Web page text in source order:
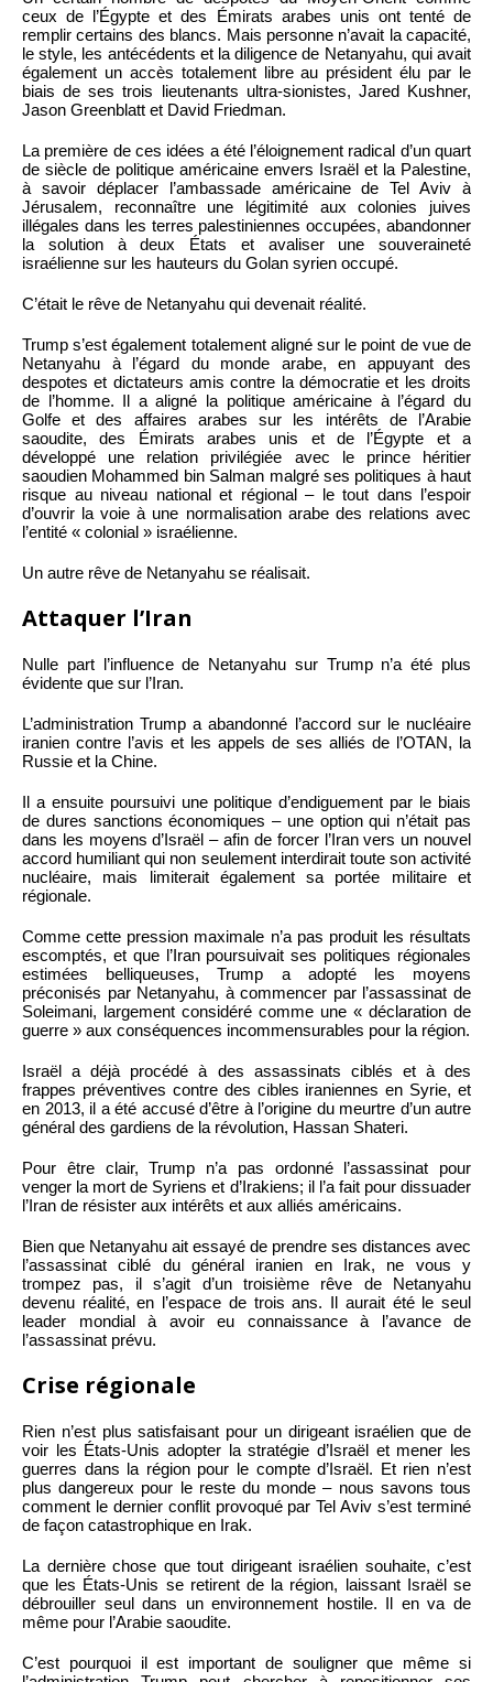
ceux de l’Égypte et des Émirats arabes unis ont tenté de
remplir certains des blancs. Mais personne n’avait la capacité,
le style, les antécédents et la diligence de Netanyahu, qui avait
également un accès totalement libre au président élu par le
biais de ses trois lieutenants ultra-sionistes, Jared Kushner,
Jason Greenblatt et David Friedman.
La première de ces idées a été l’éloignement radical d’un quart
de siècle de politique américaine envers Israël et la Palestine,
à savoir déplacer l’ambassade américaine de Tel Aviv à
Jérusalem, reconnaître une légitimité aux colonies juives
illégales dans les terres palestiniennes occupées, abandonner
la solution à deux États et avaliser une souveraineté
israélienne sur les hauteurs du Golan syrien occupé.
C’était le rêve de Netanyahu qui devenait réalité.
Trump s’est également totalement aligné sur le point de vue de
Netanyahu à l’égard du monde arabe, en appuyant des
despotes et dictateurs amis contre la démocratie et les droits
de l’homme. Il a aligné la politique américaine à l’égard du
Golfe et des affaires arabes sur les intérêts de l’Arabie
saoudite, des Émirats arabes unis et de l’Égypte et a
développé une relation privilégiée avec le prince héritier
saoudien Mohammed bin Salman malgré ses politiques à haut
risque au niveau national et régional – le tout dans l’espoir
d’ouvrir la voie à une normalisation arabe des relations avec
l’entité « colonial » israélienne.
Un autre rêve de Netanyahu se réalisait.
Attaquer l’Iran
Nulle part l’influence de Netanyahu sur Trump n’a été plus
évidente que sur l’Iran.
L’administration Trump a abandonné l’accord sur le nucléaire
iranien contre l’avis et les appels de ses alliés de l’OTAN, la
Russie et la Chine.
Il a ensuite poursuivi une politique d’endiguement par le biais
de dures sanctions économiques – une option qui n’était pas
dans les moyens d’Israël – afin de forcer l’Iran vers un nouvel
accord humiliant qui non seulement interdirait toute son activité
nucléaire, mais limiterait également sa portée militaire et
régionale.
Comme cette pression maximale n’a pas produit les résultats
escomptés, et que l’Iran poursuivait ses politiques régionales
estimées belliqueuses, Trump a adopté les moyens
préconisés par Netanyahu, à commencer par l’assassinat de
Soleimani, largement considéré comme une « déclaration de
guerre » aux conséquences incommensurables pour la région.
Israël a déjà procédé à des assassinats ciblés et à des
frappes préventives contre des cibles iraniennes en Syrie, et
en 2013, il a été accusé d’être à l’origine du meurtre d’un autre
général des gardiens de la révolution, Hassan Shateri.
Pour être clair, Trump n’a pas ordonné l’assassinat pour
venger la mort de Syriens et d’Irakiens; il l’a fait pour dissuader
l’Iran de résister aux intérêts et aux alliés américains.
Bien que Netanyahu ait essayé de prendre ses distances avec
l’assassinat ciblé du général iranien en Irak, ne vous y
trompez pas, il s’agit d’un troisième rêve de Netanyahu
devenu réalité, en l’espace de trois ans. Il aurait été le seul
leader mondial à avoir eu connaissance à l’avance de
l’assassinat prévu.
Crise régionale
Rien n’est plus satisfaisant pour un dirigeant israélien que de
voir les États-Unis adopter la stratégie d’Israël et mener les
guerres dans la région pour le compte d’Israël. Et rien n’est
plus dangereux pour le reste du monde – nous savons tous
comment le dernier conflit provoqué par Tel Aviv s’est terminé
de façon catastrophique en Irak.
La dernière chose que tout dirigeant israélien souhaite, c’est
que les États-Unis se retirent de la région, laissant Israël se
débrouiller seul dans un environnement hostile. Il en va de
même pour l’Arabie saoudite.
C’est pourquoi il est important de souligner que même si